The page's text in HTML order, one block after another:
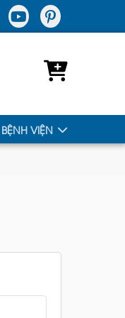
VIỆN